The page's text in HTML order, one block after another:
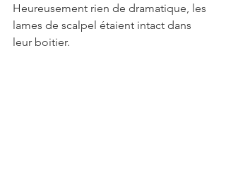
Heureusement rien de dramatique, les
lames de scalpel étaient intact dans
leur boitier.